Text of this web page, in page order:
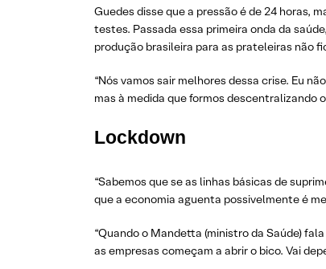
Guedes disse que a pressão é de 24 horas,
testes. Passada essa primeira onda da
produção brasileira para as prateleiras não
“Nós vamos sair melhores dessa crise. Eu
mas à medida que formos descentralizando
Lockdown
“Sabemos que se as linhas básicas de
que a economia aguenta possivelmente é
“Quando o Mandetta (ministro da Saúde)
as empresas começam a abrir o bico. Vai